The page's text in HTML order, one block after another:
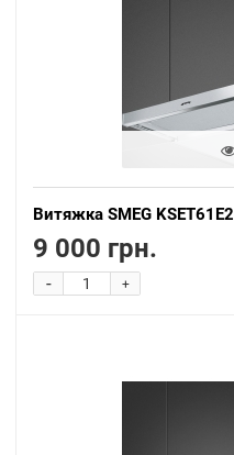
Витяжка SMEG KSET61E2
9 000 грн.
+
-